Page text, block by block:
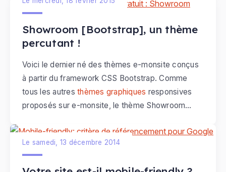
en 2012. Puis les technologies et les attentes des
évoluer : rapidement, nous vous avons proposé
d'adopter unthème responsive
site s'adapte en toute circonstance.
Showroom [Bootstrap], un thème
percutant !
Voici le dernier né des thèmes e-monsite conçus
à partir du framework CSS Bootstrap. Comme
tous les autres thèmes graphiques responsives
proposés sur e-monsite, le thème Showroom
tailles d'écrans, allant du smartphone à
l'ordinateur de bureau. Peu importe le terminal
Le samedi, 13 décembre 2014